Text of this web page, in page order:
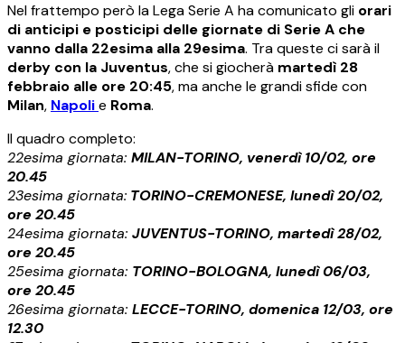
Nel frattempo però la Lega Serie A ha comunicato gli orari
di anticipi e posticipi delle giornate di Serie A che
vanno dalla 22esima alla 29esima. Tra queste ci sarà il
derby con la Juventus, che si giocherà martedì 28
febbraio alle ore 20:45, ma anche le grandi sfide con
Milan, Napolie Roma.
Il quadro completo:
22esima giornata: MILAN-TORINO, venerdì 10/02, ore
20.45
23esima giornata: TORINO-CREMONESE, lunedì 20/02,
ore 20.45
24esima giornata: JUVENTUS-TORINO, martedì 28/02,
ore 20.45
25esima giornata: TORINO-BOLOGNA, lunedì 06/03,
ore 20.45
26esima giornata: LECCE-TORINO, domenica 12/03, ore
12.30